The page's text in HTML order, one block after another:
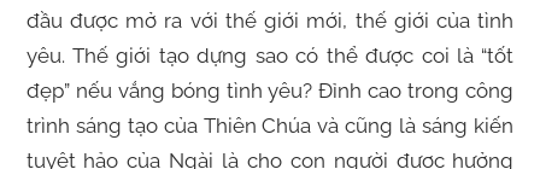
đầu được mở ra với thế giới mới, thế giới của tình
yêu. Thế giới tạo dựng sao có thể được coi là “tốt
đẹp” nếu vắng bóng tình yêu? Đỉnh cao trong công
trình sáng tạo của Thiên Chúa và cũng là sáng kiến
tuyệt hảo của Ngài là cho con người được hưởng